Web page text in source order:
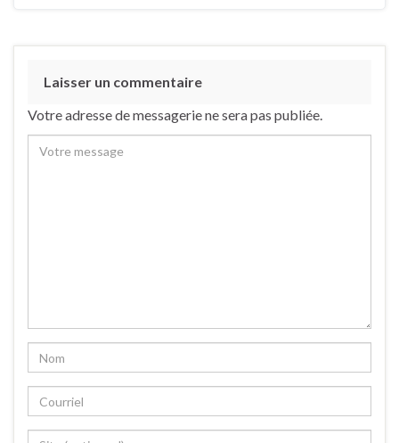
Laisser un commentaire
Votre adresse de messagerie ne sera pas publiée.